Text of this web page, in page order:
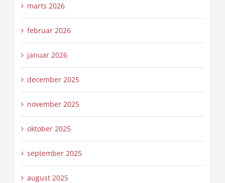
marts 2026
februar 2026
januar 2026
december 2025
november 2025
oktober 2025
september 2025
august 2025